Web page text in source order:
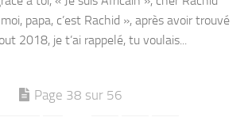
papa, c’est Rachid », après avoir trouvé
2018, je t’ai rappelé, tu voulais...
Page 38 sur 56